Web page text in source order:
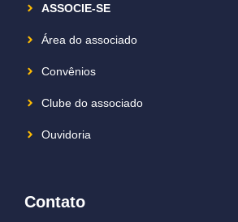
ASSOCIE-SE
Área do associado
Convênios
Clube do associado
Ouvidoria
Contato